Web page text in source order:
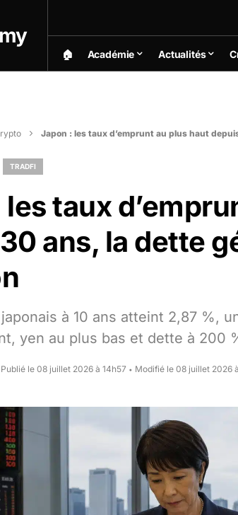
🏠︎ Académie Actualités
Japon : les taux d’emprunt au plus haut
TRADFI
taux
ans, la dette
à 10 ans atteint 2,87 %,
yen au plus bas et dette à 200
Publié le 08 juillet 2026 à 14h57 • Modifié le 08 juillet 2026